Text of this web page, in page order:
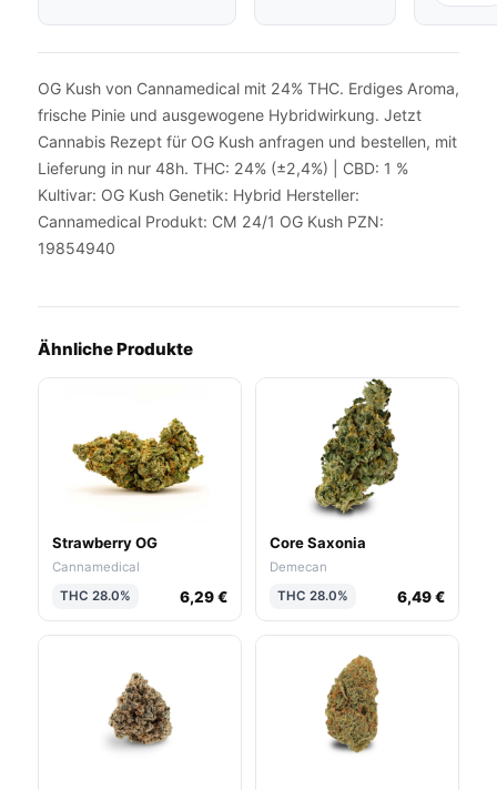
OG Kush von Cannamedical mit 24% THC. Erdiges Aroma,
frische Pinie und ausgewogene Hybridwirkung. Jetzt
Cannabis Rezept für OG Kush anfragen und bestellen, mit
Lieferung in nur 48h. THC: 24% (±2,4%) | CBD: 1 %
Kultivar: OG Kush Genetik: Hybrid Hersteller:
Cannamedical Produkt: CM 24/1 OG Kush PZN:
19854940
Ähnliche Produkte
Strawberry OG
Cannamedical
THC 28.0%
6,29 €
Core Saxonia
Demecan
THC 28.0%
6,49 €